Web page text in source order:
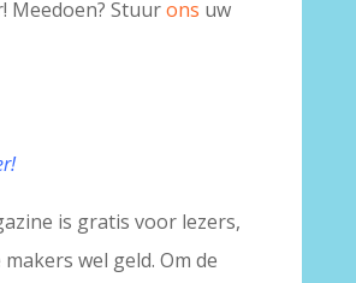
Meedoen? Stuurons uw
is gratis voor lezers,
wel geld. Om de